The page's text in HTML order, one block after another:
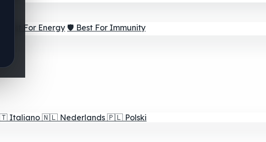
⚡ Best For Energy 🛡️ Best For Immunity
Italiano 🇳🇱 Nederlands 🇵🇱 Polski